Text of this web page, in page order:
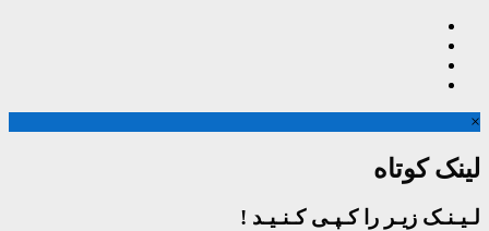
×
لینک کوتاه
لـیـنـک زیـر را کـپـی کـنـیـد !